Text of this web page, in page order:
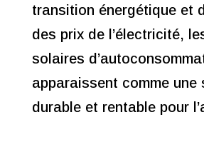
transition énergétique et
des prix de l’électricité,
solaires
apparaissent comme une
durable et rentable pour